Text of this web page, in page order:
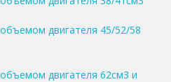
двигателя 45/52/58
двигателя 62см3 и